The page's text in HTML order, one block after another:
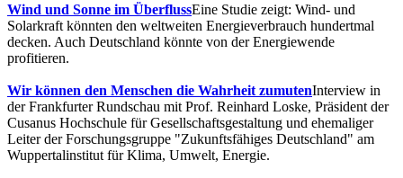
Wind und Sonne im ÜberflussEine Studie zeigt: Wind- und
Solarkraft könnten den weltweiten Energieverbrauch hundertmal
decken. Auch Deutschland könnte von der Energiewende
profitieren.
Wir können den Menschen die Wahrheit zumutenInterview in
der Frankfurter Rundschau mit Prof. Reinhard Loske, Präsident der
Cusanus Hochschule für Gesellschaftsgestaltung und ehemaliger
Leiter der Forschungsgruppe "Zukunftsfähiges Deutschland" am
Wuppertalinstitut für Klima, Umwelt, Energie.